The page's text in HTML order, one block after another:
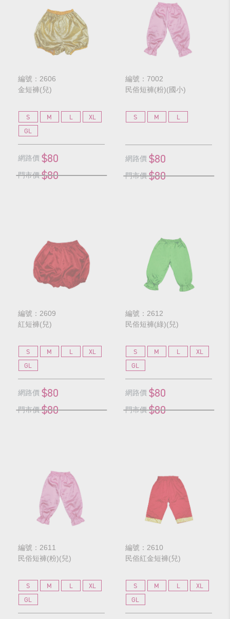
編號：2606
金短褲(兒)
S M L
XL
GL
網路價 $80
門市價 $80
編號：7002
民俗短褲(粉)(國小)
S M L
網路價 $80
門市價 $80
編號：2609
紅短褲(兒)
S M L
XL
GL
網路價 $80
門市價 $80
編號：2612
民俗短褲(綠)(兒)
S M L
XL
GL
網路價 $80
門市價 $80
編號：2611
民俗短褲(粉)(兒)
S M L
XL
GL
編號：2610
民俗紅金短褲(兒)
S M L
XL
GL